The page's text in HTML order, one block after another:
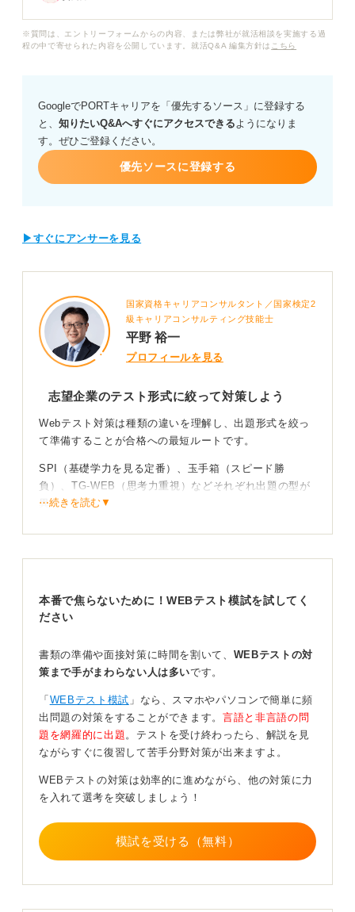
から効率よく準備を進めておきたいのですが、何から手
間で成果を出すための効率的な勉強法について具体的な
アドバイスをお願いします。
※質問は、エントリーフォームからの内容、または弊社が就活相談を実施する過
程の中で寄せられた内容を公開しています。就活Q&A 編集方針は こちら
GoogleでPORTキャリアを「優先するソース」に登録する
と、 知りたいQ&Aへすぐにアクセスできるようになりま
す。ぜひご登録ください。
優先ソースに登録する
▶すぐにアンサーを見る
国家資格キャリアコンサルタント／国家検定2
級キャリアコンサルティング技能士
平野 裕一
プロフィールを見る
志望企業のテスト形式に絞って対策しよう
Webテスト対策は種類の違いを理解し、出題形式を絞っ
て準備することが合格への最短ルートです。
SPI（基礎学力を見る定番）、玉手箱（スピード勝
負）、TG-WEB（思考力重視）などそれぞれ出題の型が
異なります。
一冊の参考書を完璧にして解法を身に付けよう
「arorua.net」と記載があればSPIだと判別可能です。
用意し、3周繰り返して解法を体に叩き込んでください。
導入されているテスト形式は、就活サイトの体験談や
OB・OG訪問で事前に把握できるので、すべてに手を出
要となります。
0
⋯続きを読む▼
本番で焦らないために！WEBテスト模試を試してく
ださい
書類の準備や面接対策に時間を割いて、 WEBテストの対
策まで手がまわらない人は多いです。
「 WEBテスト模試 」なら、スマホやパソコンで簡単に頻
出問題の対策をすることができます。言語と非言語の問
題を網羅的に出題 。テストを受け終わったら、解説を見
ながらすぐに復習して苦手分野対策が出来ますよ。
WEBテストの対策は効率的に進めながら、他の対策に力
を入れて選考を突破しましょう！
模試を受ける（無料）